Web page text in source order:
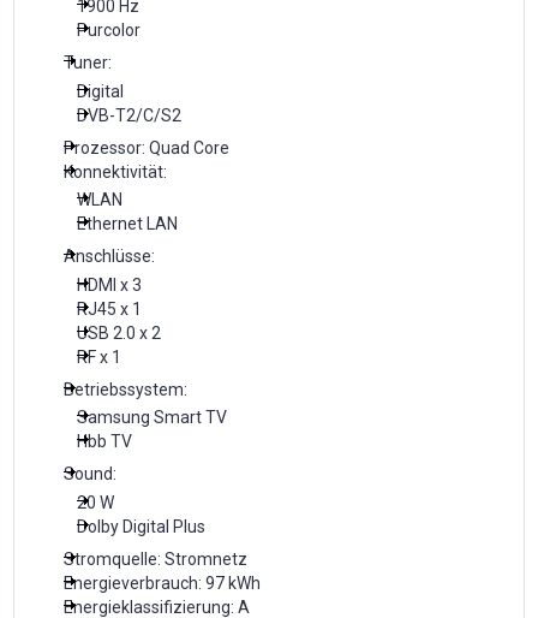
1900 Hz
Purcolor
Tuner:
Digital
DVB-T2/C/S2
Prozessor: Quad Core
Konnektivität:
WLAN
Ethernet LAN
Anschlüsse:
HDMI x 3
RJ45 x 1
USB 2.0 x 2
RF x 1
Betriebssystem:
Samsung Smart TV
Hbb TV
Sound:
20 W
Dolby Digital Plus
Stromquelle: Stromnetz
Energieverbrauch: 97 kWh
Energieklassifizierung: A